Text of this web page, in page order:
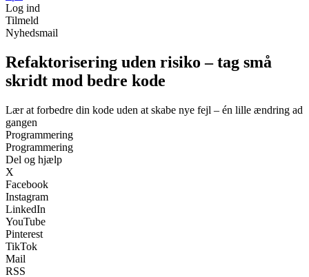
Log ind
Tilmeld
Nyhedsmail
Refaktorisering uden risiko – tag små
skridt mod bedre kode
Lær at forbedre din kode uden at skabe nye fejl – én lille ændring ad
gangen
Programmering
Programmering
Del og hjælp
X
Facebook
Instagram
LinkedIn
YouTube
Pinterest
TikTok
Mail
RSS